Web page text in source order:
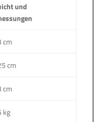
und
cm
cm
cm
kg